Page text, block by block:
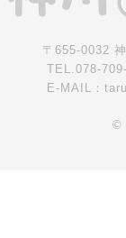
〒655-0032
TEL.078-
E-MAIL：
©